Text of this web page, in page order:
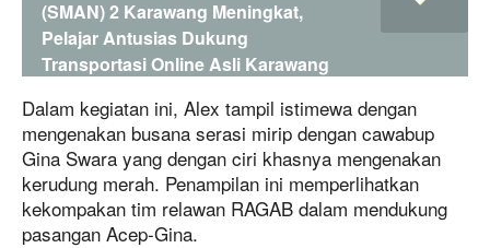
(SMAN) 2 Karawang Meningkat,
Pelajar Antusias Dukung
Transportasi Online Asli Karawang
Dalam kegiatan ini, Alex tampil istimewa dengan
mengenakan busana serasi mirip dengan cawabup
Gina Swara yang dengan ciri khasnya mengenakan
kerudung merah. Penampilan ini memperlihatkan
kekompakan tim relawan RAGAB dalam mendukung
pasangan Acep-Gina.